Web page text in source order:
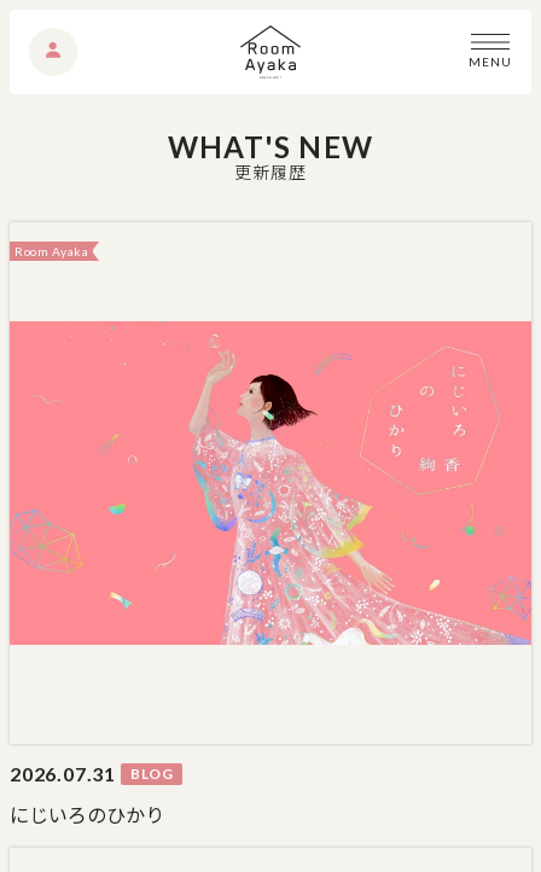
M EN U
WHAT'S NEW
更新履歴
Room Ayaka
2026.07.31 BLOG
にじいろのひかり